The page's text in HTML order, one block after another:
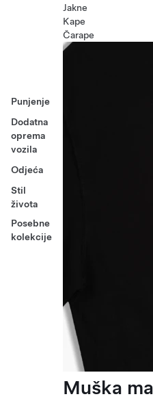
Punjenje
Dodatna
oprema
vozila
Odjeća
Stil
života
Posebne
kolekcije
Jakne
Kape
Čarape
Muška